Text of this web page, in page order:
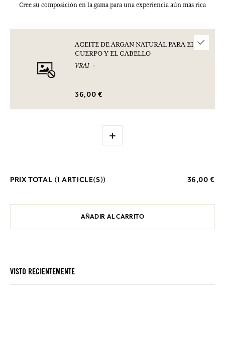
Cree su composición en la gama para una experiencia aún más rica
ACEITE DE ARGAN NATURAL PARA EL
CUERPO Y EL CABELLO
VRAI
36,00 €
+
PRIX TOTAL (1 ARTICLE(S)) 36,00 €
AÑADIR AL CARRITO
VISTO RECIENTEMENTE